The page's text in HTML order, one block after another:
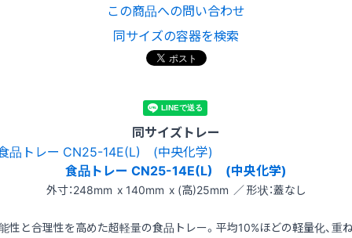
この商品への問い合わせ
同サイズの容器を検索
同サイズトレー
食品トレー CN25-14E(L) (中央化学)
外寸：248mm x 140mm x (高)25mm ／ 形状：蓋なし
性と合理性を高めた超軽量の食品トレー。平均10%ほどの軽量化、重